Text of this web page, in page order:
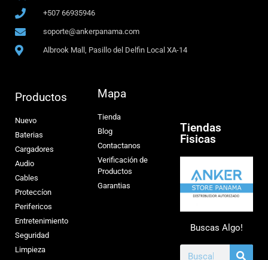
+507 66935946
soporte@ankerpanama.com
Albrook Mall, Pasillo del Delfin Local XA-14
Productos
Nuevo
Baterias
Cargadores
Audio
Cables
Proteccíon
Perifericos
Entretenimiento
Seguridad
Limpieza
Mapa
Tienda
Blog
Contactanos
Verificación de
Productos
Garantias
Tiendas
Fisicas
Buscas Algo!